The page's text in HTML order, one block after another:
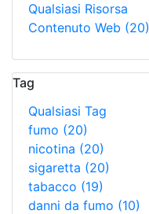
Qualsiasi Risorsa
Contenuto Web (20)
Tag
Qualsiasi Tag
fumo (20)
nicotina (20)
sigaretta (20)
tabacco (19)
danni da fumo (10)